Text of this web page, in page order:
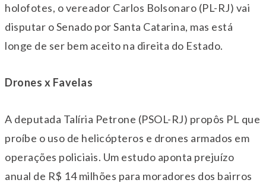
holofotes, o vereador Carlos Bolsonaro (PL-RJ) vai
disputar o Senado por Santa Catarina, mas está
longe de ser bem aceito na direita do Estado.
Drones x Favelas
A deputada Talíria Petrone (PSOL-RJ) propôs PL que
proíbe o uso de helicópteros e drones armados em
operações policiais. Um estudo aponta prejuízo
anual de R$ 14 milhões para moradores dos bairros